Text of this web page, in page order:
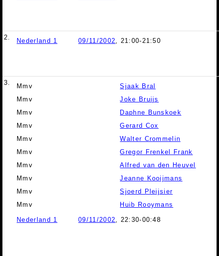
2. Nederland 1 09/11/2002, 21:00-21:50
3. Mmv
Sjaak Bral
Mmv
Joke Bruijs
Mmv
Daphne Bunskoek
Mmv
Gerard Cox
Mmv
Walter Crommelin
Mmv
Gregor Frenkel Frank
Mmv
Alfred van den Heuvel
Mmv
Jeanne Kooijmans
Mmv
Sjoerd Pleijsier
Mmv
Huib Rooymans
Nederland 1 09/11/2002, 22:30-00:48